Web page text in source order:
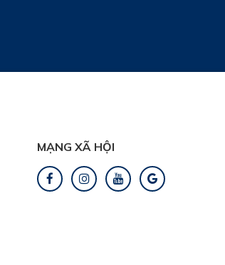
MẠNG XÃ HỘI